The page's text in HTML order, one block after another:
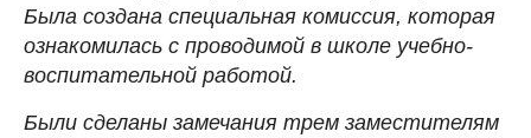
Была создана специальная комиссия, которая
ознакомилась с проводимой в школе учебно-
воспитательной работой.
Были сделаны замечания трем заместителям